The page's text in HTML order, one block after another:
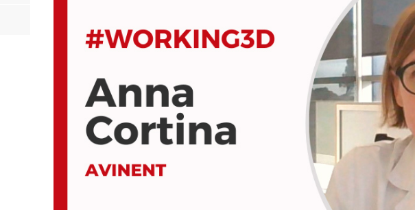
Negocios
Rankings 3D
Softwares 3D
Vídeos